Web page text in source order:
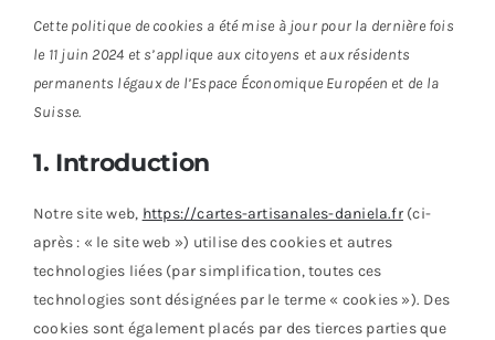
A propos
Nos cartes
Cette politique de cookies a été mise à jour pour la dernière fois
le 11 juin 2024 et s’applique aux citoyens et aux résidents
permanents légaux de l’Espace Économique Européen et de la
Suisse.
1. Introduction
Notre site web, https://cartes-artisanales-daniela.fr(ci-
après : « le site web ») utilise des cookies et autres
technologies liées (par simplification, toutes ces
technologies sont désignées par le terme « cookies »). Des
cookies sont également placés par des tierces parties que